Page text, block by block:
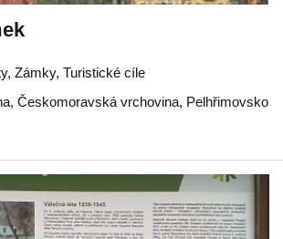
Zámky, Turistické cíle
, Českomoravská vrchovina, Pelhřimovsko